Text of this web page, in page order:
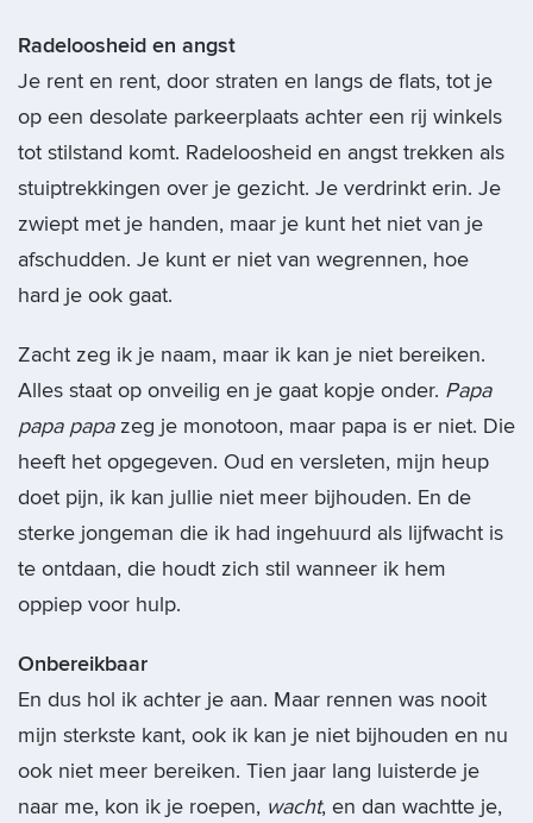
Radeloosheid en angst
Je rent en rent, door straten en langs de flats, tot je
op een desolate parkeerplaats achter een rij winkels
tot stilstand komt. Radeloosheid en angst trekken als
stuiptrekkingen over je gezicht. Je verdrinkt erin. Je
zwiept met je handen, maar je kunt het niet van je
afschudden. Je kunt er niet van wegrennen, hoe
hard je ook gaat.
Zacht zeg ik je naam, maar ik kan je niet bereiken.
Alles staat op onveilig en je gaat kopje onder. Papa
papa papazeg je monotoon, maar papa is er niet. Die
heeft het opgegeven. Oud en versleten, mijn heup
doet pijn, ik kan jullie niet meer bijhouden. En de
sterke jongeman die ik had ingehuurd als lijfwacht is
te ontdaan, die houdt zich stil wanneer ik hem
oppiep voor hulp.
Onbereikbaar
En dus hol ik achter je aan. Maar rennen was nooit
mijn sterkste kant, ook ik kan je niet bijhouden en nu
ook niet meer bereiken. Tien jaar lang luisterde je
naar me, kon ik je roepen, wacht, en dan wachtte je,